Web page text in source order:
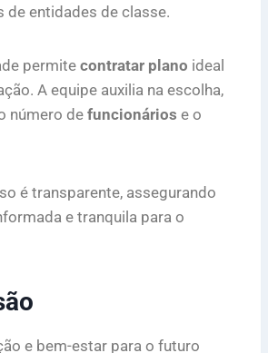
de entidades de classe.
permite contratar plano ideal
A equipe auxilia na escolha,
número defuncionários e o
é transparente, assegurando
e tranquila para o
e bem-estar para o futuro